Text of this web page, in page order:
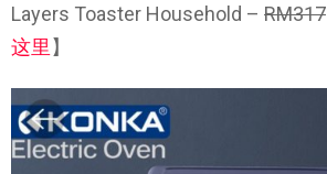
Layers Toaster Household – RM317
这里】